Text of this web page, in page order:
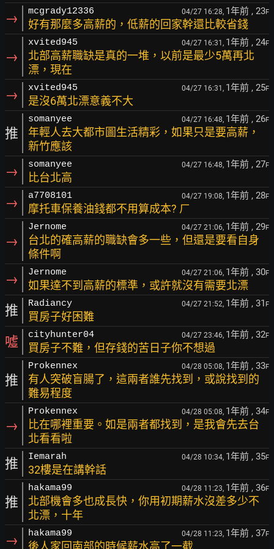
→ mcgrady12336 04/27 16:28, 1年前 , 23F
好有那麼多高薪的，低薪的回家幹還比較省錢
→
xvited945 04/27 16:31, 1年前 , 24F
北部高薪職缺是真的一堆，以前是最少5萬再北
漂，現在
→ xvited945 04/27 16:31, 1年前 , 25F
是沒6萬北漂意義不大
推
somanyee 04/27 16:48, 1年前 , 26F
年輕人去大都市圖生活精彩，如果只是要高薪，
新竹應該
→ somanyee 04/27 16:48, 1年前 , 27F
比台北高
→ a7708101 04/27 19:08, 1年前 , 28F
摩托車保養油錢都不用算成本? ㄏ
→
Jernome 04/27 21:06, 1年前 , 29F
台北的確高薪的職缺會多一些，但還是要看自身
條件啊
→ Jernome 04/27 21:06, 1年前 , 30F
如果達不到高薪的標準，或許就沒有需要北漂
推 Radiancy 04/27 21:52, 1年前 , 31 F
買房子好困難
噓 cityhunter04 04/27 23:46, 1年前 , 32F
買房子不難，但存錢的苦日子你不想過
推
Prokennex 04/28 05:08, 1年前 , 33F
有人突破盲腸了，這兩者誰先找到，或說找到的
難易程度
→
Prokennex 04/28 05:08, 1年前 , 34F
比在哪裡重要。如是兩者都找到，是我會先去台
北看看啦
推 Iemarah 04/28 10:34, 1年前 , 35F
32樓是在講幹話
推
hakama99 04/28 11:23, 1年前 , 36F
北部機會多也成長快，你用初期薪水沒差多少不
北漂，十年
→ hakama99 04/28 11:23, 1年前 , 37F
後人家回南部的時候薪水高了一截